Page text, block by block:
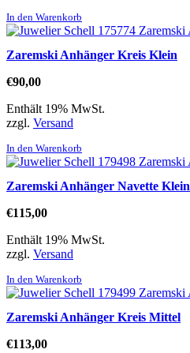
In den Warenkorb
Zaremski Anhänger Kreis Klein
€90,00
Enthält 19% MwSt.
zzgl. Versand
In den Warenkorb
Zaremski Anhänger Navette Klein
€115,00
Enthält 19% MwSt.
zzgl. Versand
In den Warenkorb
Zaremski Anhänger Kreis Mittel
€113,00